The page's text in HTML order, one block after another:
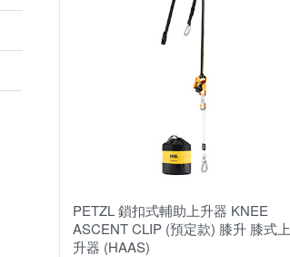
PETZL 鎖扣式輔助上升器 KNEE
ASCENT CLIP (預定款) 膝升 膝式上
升器 (HAAS)